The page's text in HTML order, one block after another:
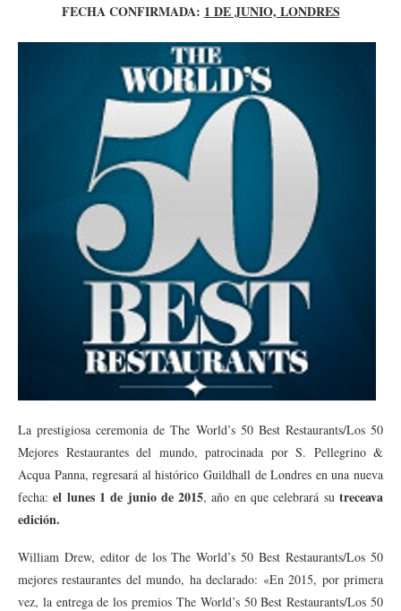
FECHA CONFIRMADA: 1 DE JUNIO, LONDRES
La prestigiosa ceremonia de The World’s 50 Best Restaurants/Los 50
Mejores Restaurantes del mundo, patrocinada por S. Pellegrino &
Acqua Panna, regresará al histórico Guildhall de Londres en una nueva
fecha:el lunes 1 de junio de 2015, año en que celebrará sutreceava
edición.
William Drew, editor de los The World’s 50 Best Restaurants/Los 50
mejores restaurantes del mundo, ha declarado: «En 2015, por primera
vez, la entrega de los premios The World’s 50 Best Restaurants/Los 50